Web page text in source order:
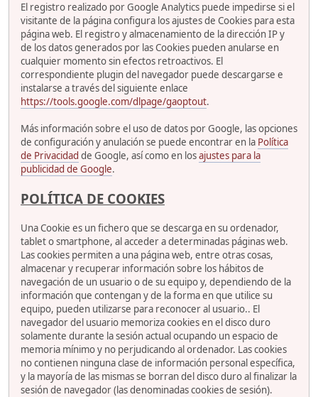
El registro realizado por Google Analytics puede impedirse si el
visitante de la página configura los ajustes de Cookies para esta
página web. El registro y almacenamiento de la dirección IP y
de los datos generados por las Cookies pueden anularse en
cualquier momento sin efectos retroactivos. El
correspondiente plugin del navegador puede descargarse e
instalarse a través del siguiente enlace
https://tools.google.com/dlpage/gaoptout.
Más información sobre el uso de datos por Google, las opciones
de configuración y anulación se puede encontrar en la Política
de Privacidad de Google, así como en losajustes para la
publicidad de Google.
POLÍTICA DE COOKIES
Una Cookie es un fichero que se descarga en su ordenador,
tablet o smartphone, al acceder a determinadas páginas web.
Las cookies permiten a una página web, entre otras cosas,
almacenar y recuperar información sobre los hábitos de
navegación de un usuario o de su equipo y, dependiendo de la
información que contengan y de la forma en que utilice su
equipo, pueden utilizarse para reconocer al usuario.. El
navegador del usuario memoriza cookies en el disco duro
solamente durante la sesión actual ocupando un espacio de
memoria mínimo y no perjudicando al ordenador. Las cookies
no contienen ninguna clase de información personal específica,
y la mayoría de las mismas se borran del disco duro al finalizar la
sesión de navegador (las denominadas cookies de sesión).